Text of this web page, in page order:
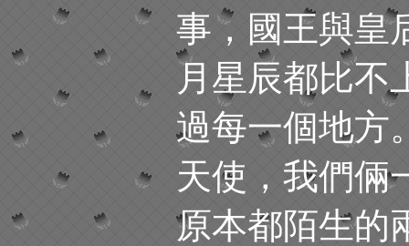
事，國王與皇
月星辰都比不
過每一個地方
天使，我們倆
原本都陌生的